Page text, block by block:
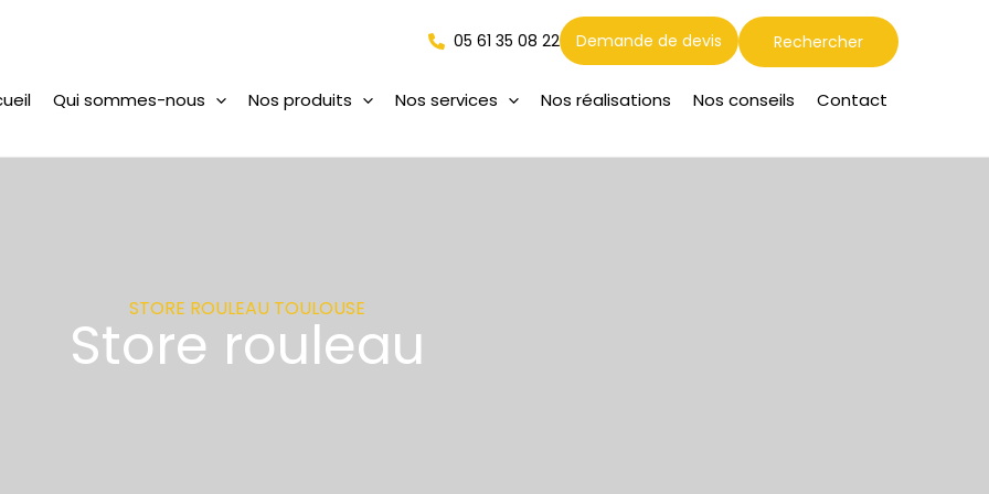
Qui sommes-nous Nos produits Nos services Nos réalisations Nos conseils Contact
Rechercher
Rechercher
05 61 35 08 22 Demande de devis
STORE ROULEAU TOULOUSE
Store rouleau